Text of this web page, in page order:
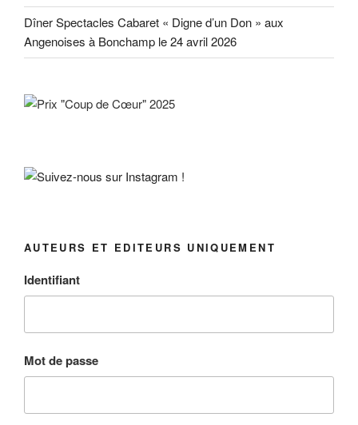
Dîner Spectacles Cabaret « Digne d’un Don » aux
Angenoises à Bonchamp le 24 avril 2026
AUTEURS ET EDITEURS UNIQUEMENT
Identifiant
Mot de passe